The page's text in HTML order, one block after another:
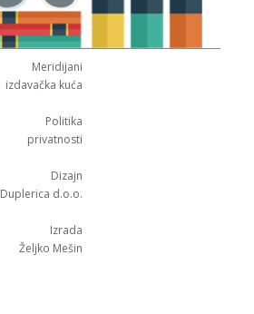
Meridijani
izdavačka kuća
Politika
privatnosti
Dizajn
Duplerica d.o.o.
Izrada
Željko Mešin